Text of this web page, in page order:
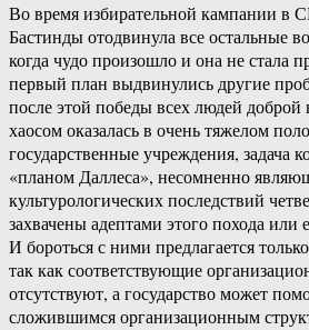
Во время избирательной кампании в
Бастинды отодвинула все остальные
когда чудо произошло и она не стала
первый план выдвинулись другие
после этой победы всех людей
хаосом оказалась в очень тяжелом
государственные учреждения, задача
«планом Даллеса», несомненно
культурологических последствий
захвачены адептами этого похода
И бороться с ними предлагается
так как соответствующие
отсутствуют, а государство может
сложившимся организационным